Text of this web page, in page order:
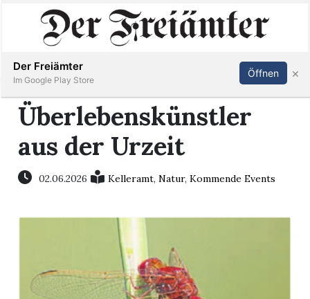
Immobilien
Veranstaltungen
Stellen
Paper
Inserieren Abonnieren Anmelden
Überlebenskünstler
aus der Urzeit
02.06.2026 Kelleramt,Natur,Kommende Events
Der Freiämter
Im Google Play Store
Öffnen ×